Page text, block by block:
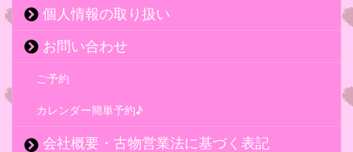
個人情報の取り扱い
お問い合わせ
ご予約
カレンダー簡単予約♪
会社概要・古物営業法に基づく表記